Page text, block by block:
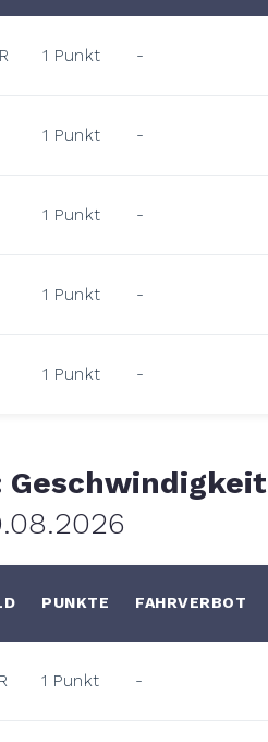
1 Punkt -
1 Punkt -
1 Punkt -
1 Punkt -
1 Punkt -
PUNKTE FAHRVERBOT
1 Punkt -